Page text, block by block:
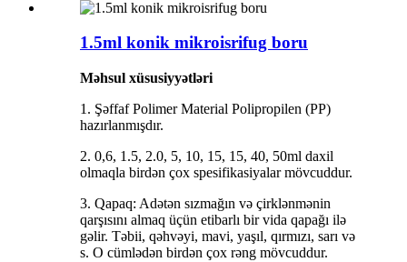
1.5ml konik mikroisrifug boru
Məhsul xüsusiyyətləri
1. Şəffaf Polimer Material Polipropilen (PP)
hazırlanmışdır.
2. 0,6, 1.5, 2.0, 5, 10, 15, 15, 40, 50ml daxil
olmaqla birdən çox spesifikasiyalar mövcuddur.
3. Qapaq: Adətən sızmağın və çirklənmənin
qarşısını almaq üçün etibarlı bir vida qapağı ilə
gəlir. Təbii, qəhvəyi, mavi, yaşıl, qırmızı, sarı və
s. O cümlədən birdən çox rəng mövcuddur.